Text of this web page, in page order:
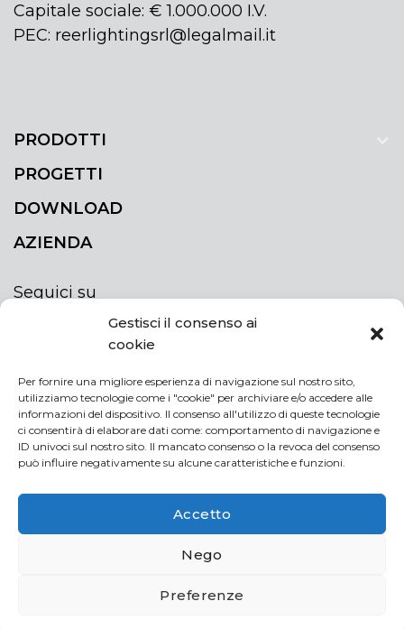
Gestisci il consenso ai
cookie
Per fornire una migliore esperienza di navigazione sul nostro sito,
utilizziamo tecnologie come i "cookie" per archiviare e/o accedere alle
informazioni del dispositivo. Il consenso all'utilizzo di queste tecnologie
ci consentirà di elaborare dati come: comportamento di navigazione e
ID univoci sul nostro sito. Il mancato consenso o la revoca del consenso
può influire negativamente su alcune caratteristiche e funzioni.
Accetto
Nego
Preferenze
Capitale sociale: € 1.000.000 I.V.
PEC: reerlightingsrl@legalmail.it
PRODOTTI
PROGETTI
DOWNLOAD
AZIENDA
Seguici su
ISCRIVITI ALLA NEWSLETTER
Rimani sempre aggiornato iscrivendoti alla
newsletter
NEWSLETTER
Acconsento al trattamento dei miei dati personali
If